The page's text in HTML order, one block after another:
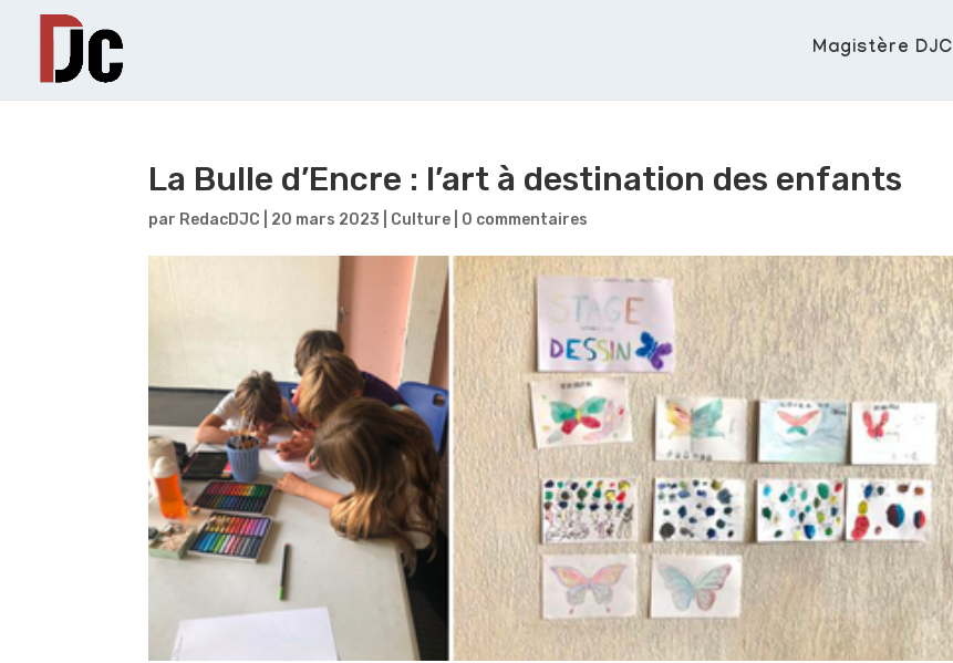
Magistère DJC
La Bulle d’Encre : l’art à destination des enfants
par RedacDJC 20 mars 2023 Culture 0 commentaires